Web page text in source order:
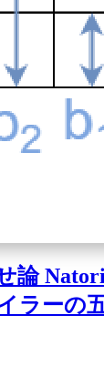
論
ラーの